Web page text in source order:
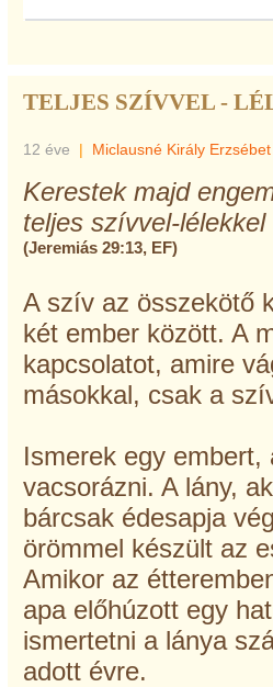
TELJES SZÍVVEL -
12 éve | Miclausné Király Erzsébet
Kerestek majd
teljes szívvel-
(Jeremiás 29:13, EF)
A szív az összekötő
két ember között. A
kapcsolatot, amire
másokkal, csak a
Ismerek egy embert,
vacsorázni. A lány,
bárcsak édesapja
örömmel készült az
Amikor az
apa előhúzott egy
ismertetni a lánya
adott évre.